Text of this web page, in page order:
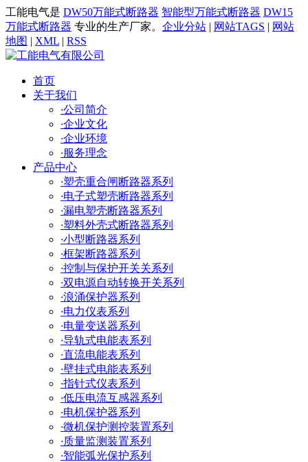
工能电气是 DW50万能式断路器 智能型万能式断路器 DW15
万能式断路器 专业的生产厂家。 企业分站 | 网站TAGS | 网站
地图 | XML | RSS
首页
关于我们
·公司简介
·企业文化
·企业环境
·服务理念
产品中心
·塑壳重合闸断路器系列
·电子式塑壳断路器系列
·漏电塑壳断路器系列
·塑料外壳式断路器系列
·小型断路器系列
·框架断路器系列
·控制与保护开关关系列
·双电源自动转换开关系列
·浪涌保护器系列
·电力仪表系列
·电量变送器系列
·导轨式电能表系列
·直流电能表系列
·壁挂式电能表系列
·指针式仪表系列
·低压电流互感器系列
·电机保护器系列
·微机保护测控装置系列
·质量监测装置系列
·智能弧光保护系列